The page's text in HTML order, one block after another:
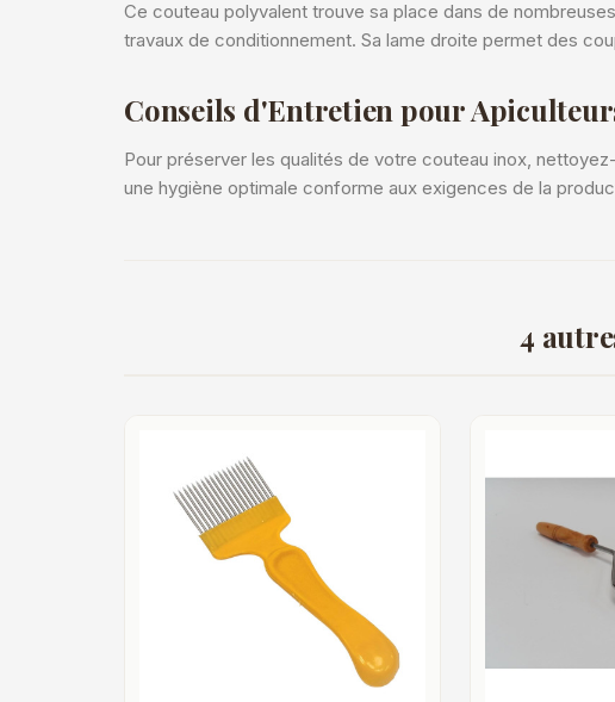
Ce couteau polyvalent trouve sa place dans de
travaux de conditionnement. Sa lame droite permet des
Conseils d'Entretien pour
Pour préserver les qualités de votre couteau inox,
une hygiène optimale conforme aux exigences de la
4